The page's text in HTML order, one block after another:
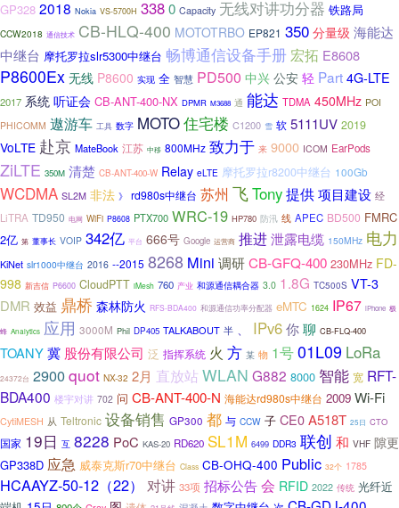
GP328 2018 Nokia VS-5700H 3380 Capacity 无线对讲功分器 铁路局
CCW2018 通信技术 CB-HLQ-400 MOTOTRBO EP821 350 分量级 海能达
中继台 摩托罗拉slr5300中继台 畅博通信设备手册 宏拓 E8608
P8600Ex 无线 P8600 实现 全 智慧 PD500 中兴 公安 轻 Part4G-LTE
2017 系统 听证会 CB-ANT-400-NX DPMR M3688 通 能达 TDMA 450MHz POI
PHICOMM 遨游车 工具 数字 MOTO住宅楼 C1200 雪 软 5111UV 2019
VoLTE 赴京 MateBook 江苏 中移 800MHz 致力于 来 9000 ICOM EarPods
ZiLTE 350M 清楚 CB-ANT-400-W Relay eLTE 摩托罗拉r8200中继台 100Gb
WCDMA SL2M 非法 》 rd980s中继台 苏州 飞Tony提供项目建设 经
LiTRA TD950 电网 WiFi P8608 PTX700 WRC-19 HP780 防汛 线 APEC BD500 FMRC
2亿 第 董事长 VOIP 342亿 平台 666号 Google 运营商 推进泄露电缆 150MHz 电力
KiNet slr1000中继台 2016 --2015 8268 Mini 调研CB-GFQ-400 230MHz FD-
998 新吉信 P6600 CloudPTT iMesh 760 产业 和源通信耦合器 3.0 1.8G TC500S VT-3
DMR 效益 鼎桥 森林防火 RFS-BDA400 和源通信功率分配器 eMTC 1624 IP67 iPhone 极
蜂 Analytics 应用 3000M Phil DP405 TALKABOUT 半 、 IPv6你聊 CB-FLQ-400
TOANY冀 股份有限公司 泛 指挥系统 火 方 某 物 1号01L09 LoRa
24372台 2900quot NX-32 2月 直放站 WLAN G882 8000 智能 宽 RFT-
BDA400 楼宇对讲 702 问 CB-ANT-400-N 海能达rd980s中继台 2009 Wi-Fi
CytiMESH 从 Teltronic 设备销售 GP300 都 与 CCW 子 CE0A518T 25日 CTO
国家 19日 互 8228 PoC KAS-20 RD620 SL1M 6499 DDR3 联创 和 VHF 隙更
GP338D 应急 威泰克斯r70中继台 Class CB-OHQ-400 Public 32个 1785
HCAAYZ-50-12（22） 对讲 33项 招标公告会 RFID 2022 传统 光纤近